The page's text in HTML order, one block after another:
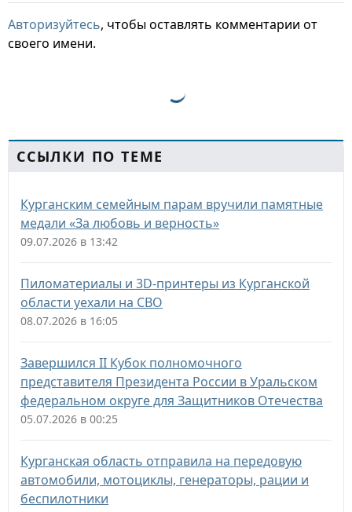
Авторизуйтесь, чтобы оставлять комментарии от
своего имени.
ССЫЛКИ ПО ТЕМЕ
Курганским семейным парам вручили памятные
медали «За любовь и верность»
09.07.2026 в 13:42
Пиломатериалы и 3D-принтеры из Курганской
области уехали на СВО
08.07.2026 в 16:05
Завершился II Кубок полномочного
представителя Президента России в Уральском
федеральном округе для Защитников Отечества
05.07.2026 в 00:25
Курганская область отправила на передовую
автомобили, мотоциклы, генераторы, рации и
беспилотники